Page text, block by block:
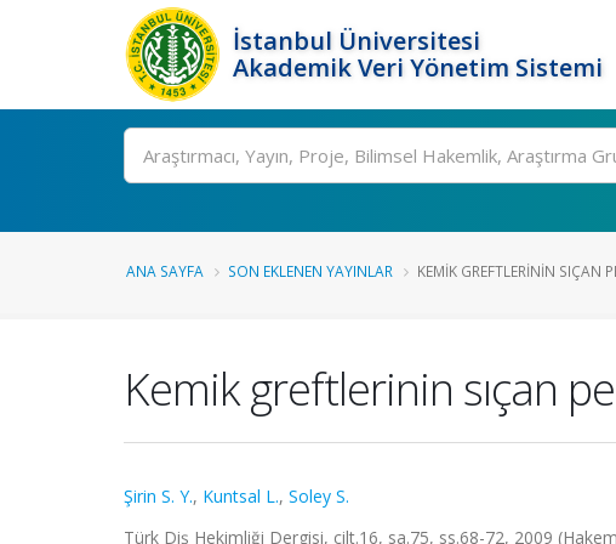
İstanbul Üniversitesi
Akademik Veri Yönetim Sistemi
Ara
ANA SAYFA SON EKLENEN YAYINLAR KEMIK GREFTLERININ SIÇAN
Kemik greftlerinin sıçan
Şirin S. Y., Kuntsal L., Soley S.
Türk Diş Hekimliği Dergisi, cilt.16, sa.75, ss.68-72, 2009